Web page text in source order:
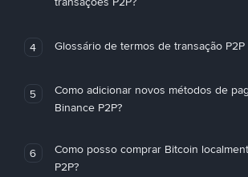
4 Glossário de termos de transação P2P
5
Como adicionar novos métodos de
Binance P2P?
6
Como posso comprar Bitcoin
P2P?